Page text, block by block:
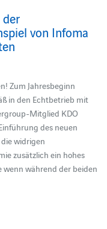
von Infoma
Zum Jahresbeginn
in den Echtbetrieb mit
Mitglied KDO
des neuen
widrigen
zusätzlich ein hohes
wenn während der beiden